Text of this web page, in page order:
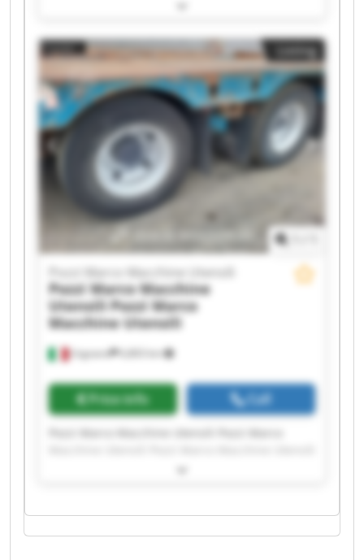
Pozzi Marco Macchine Utensili Pozzi Marco
Macchine Utensili Pozzi Marco Macchine Utensili
Pozzi Marco Macchine Utensili Pozzi Marco
Macchine Utensili Pozzi Marco Macchine Utensili
Pozzi Marco Macchine Utensili Pozzi Marco
Macchine Utensili Pozzi Marco Macchine Utensili
Pozzi Marco Macchine Utensili Pozzi Marco
Macchine Utensili Pozzi Marco Macchine Utensili
Pozzi Marco Macchine Utensili Pozzi Marco
Macchine Utensili
Listing
Urgnano 6,803 km
Pozzi Marco Macchine Utensili
Pozzi Marco Macchine
Utensili Pozzi Marco
Macchine Utensili
Price info Call
Pozzi Marco Macchine Utensili Pozzi Marco
Pozzi Marco Macchine Utensili Pozzi Marco
Macchine Utensili Pozzi Marco Macchine Utensili
Pozzi Marco Macchine Utensili Pozzi Marco